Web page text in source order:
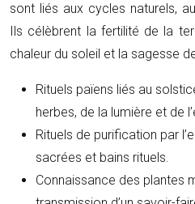
sont liés aux cycles naturels,
Ils célèbrent la fertilité de la
chaleur du soleil et la sagesse
Rituels païens liés au
herbes, de la lumière et de
Rituels de purification par
sacrées et bains rituels.
Connaissance des plantes